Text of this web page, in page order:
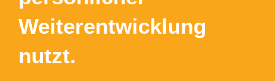
Weiterentwicklung
nutzt.